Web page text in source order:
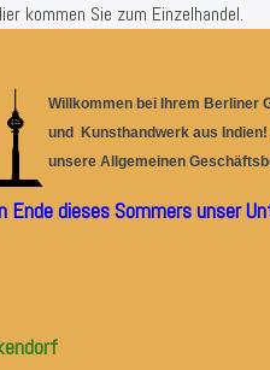
kommen Sie zum Einzelhandel.
Willkommen bei Ihrem Berliner
und Kunsthandwerk aus I
unsere Allgemeinen
dieses Sommers unser